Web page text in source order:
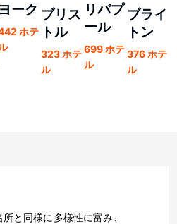
ヨーク
ホテ
ブリス
トル
323 ホテ
ル
リバプ
ール
699 ホテ
ル
ブライ
トン
376 ホテ
ル
と同様に多様性に富み、